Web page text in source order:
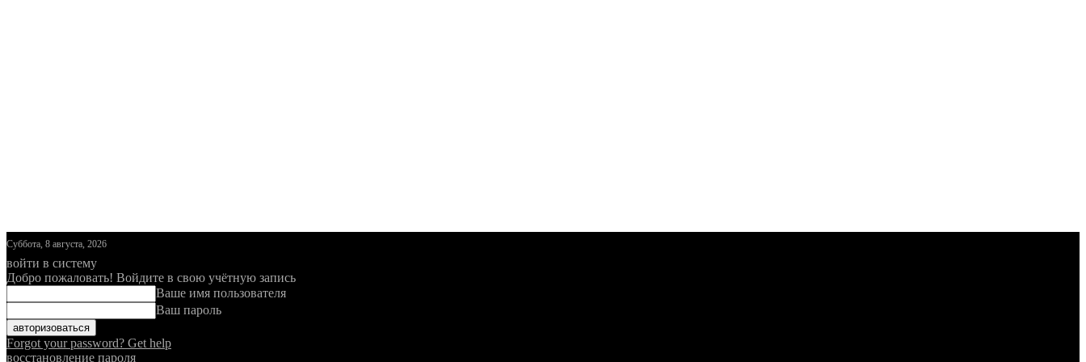
Суббота, 8 августа, 2026
войти в систему
Добро пожаловать! Войдите в свою учётную запись
Ваше имя пользователя
Ваш пароль
Forgot your password? Get help
восстановление пароля